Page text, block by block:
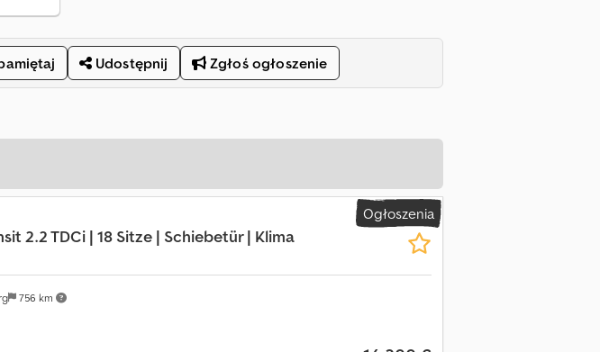
Udostępnij Zgłoś ogłoszenie
Ogłoszenia
756 km
2.2 TDCi | 18 Sitze | Schiebetür | Klima